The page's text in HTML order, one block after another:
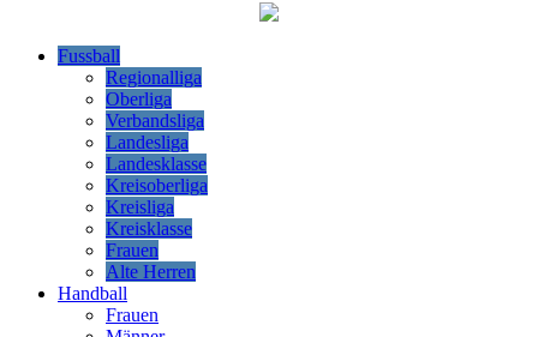
Fussball
Regionalliga
Oberliga
Verbandsliga
Landesliga
Landesklasse
Kreisoberliga
Kreisliga
Kreisklasse
Frauen
Alte Herren
Handball
Frauen